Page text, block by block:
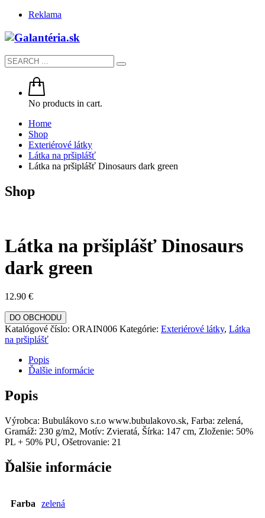
Reklama
No products in cart.
Home
Shop
Exteriérové látky
Látka na pršiplášť
Látka na pršiplášť Dinosaurs dark green
Shop
Látka na pršiplášť Dinosaurs
dark green
12.90 €
DO OBCHODU
Katalógové číslo: ORAIN006 Kategórie: Exteriérové látky, Látka
na pršiplášť
Popis
Ďalšie informácie
Popis
Výrobca: Bubulákovo s.r.o www.bubulakovo.sk, Farba: zelená,
Gramáž: 230 g/m2, Motív: Zvieratá, Šírka: 147 cm, Zloženie: 50%
PL + 50% PU, Ošetrovanie: 21
Ďalšie informácie
Farba zelená